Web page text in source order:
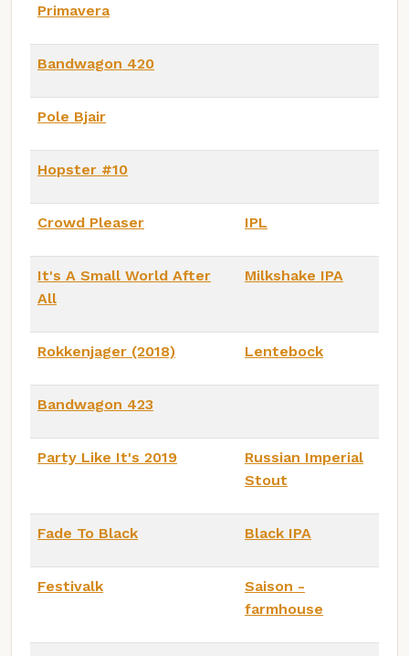
Primavera
Bandwagon 420
Pole Bjair
Hopster #10
Crowd Pleaser IPL
It's A Small World After
All
Milkshake IPA
Rokkenjager (2018) Lentebock
Bandwagon 423
Party Like It's 2019
Russian Imperial
Stout
Fade To Black Black IPA
Festivalk
Saison -
farmhouse